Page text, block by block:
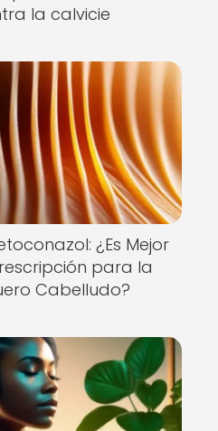
la calvicie
¿Es Mejor
para la
Cabelludo?